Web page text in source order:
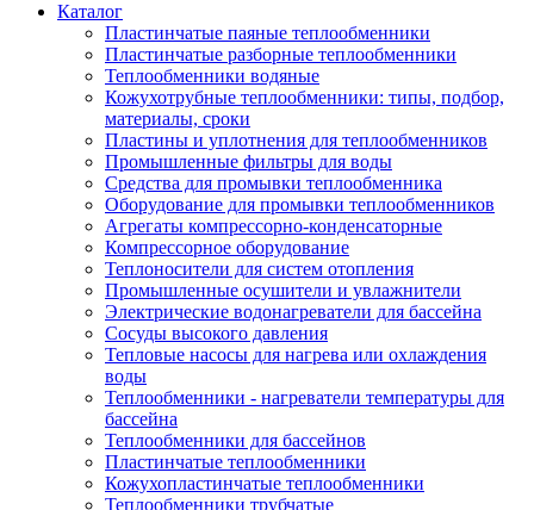
Каталог
Пластинчатые паяные теплообменники
Пластинчатые разборные теплообменники
Теплообменники водяные
Кожухотрубные теплообменники: типы, подбор,
материалы, сроки
Пластины и уплотнения для теплообменников
Промышленные фильтры для воды
Средства для промывки теплообменника
Оборудование для промывки теплообменников
Агрегаты компрессорно-конденсаторные
Компрессорное оборудование
Теплоносители для систем отопления
Промышленные осушители и увлажнители
Электрические водонагреватели для бассейна
Сосуды высокого давления
Тепловые насосы для нагрева или охлаждения
воды
Теплообменники - нагреватели температуры для
бассейна
Теплообменники для бассейнов
Пластинчатые теплообменники
Кожухопластинчатые теплообменники
Теплообменники трубчатые